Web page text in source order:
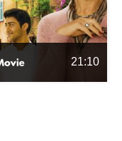
21:10